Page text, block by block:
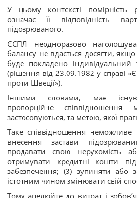
У цьому контексті помірність
означає її відповідність
підозрюваного.
ЄСПЛ неодноразово
балансу не вдасться досягти,
буде покладено індивідуальний
(рішення від 23.09.1982 у справі
проти Швеції»).
Іншими словами, має
пропорційне співвідношення
застосовуються, та метою, якої
Таке співвідношення неможливе
внесення застави
продавати свою нерухомість
отримувати кредитні кошти
забезпечення; (3) зупиняти або
істотним чином змінювати свій
Тому апелюйте до витрат і